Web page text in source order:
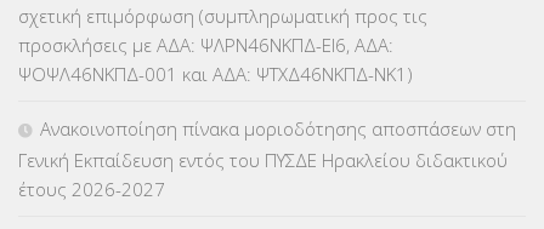
ΚΕΣΥ (60)
ΚΕΣΥΠ(109)
ΚΠγ – ΚΡΑΤΙΚΟ ΠΙΣΤΟΠΟΙΗΤΙΚΟ ΓΛΩΣΣΟΜΑΘΕΙΑΣ(135)
ΚΠπ- ΚΡΑΤΙΚΟ ΠΙΣΤΟΠΟΙΗΤΙΚΟ ΠΛΗΡΟΦΟΡΙΚΗΣ
σχετική επιμόρφωση (συμπληρωματική προς τις
προσκλήσεις με ΑΔΑ: ΨΛΡΝ46ΝΚΠΔ-ΕΙ6, ΑΔΑ:
ΨΟΨΛ46ΝΚΠΔ-001 και ΑΔΑ: ΨΤΧΔ46ΝΚΠΔ-ΝΚ1)
Ανακοινοποίηση πίνακα μοριοδότησης αποσπάσεων στη
Γενική Εκπαίδευση εντός του ΠΥΣΔΕ Ηρακλείου διδακτικού
έτους 2026-2027